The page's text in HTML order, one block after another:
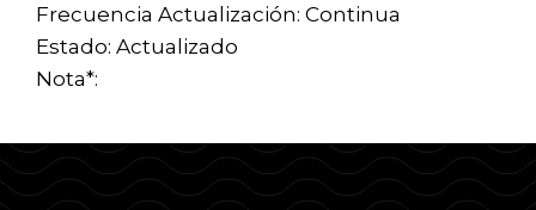
Frecuencia Actualización: Continua
Estado: Actualizado
Nota*: